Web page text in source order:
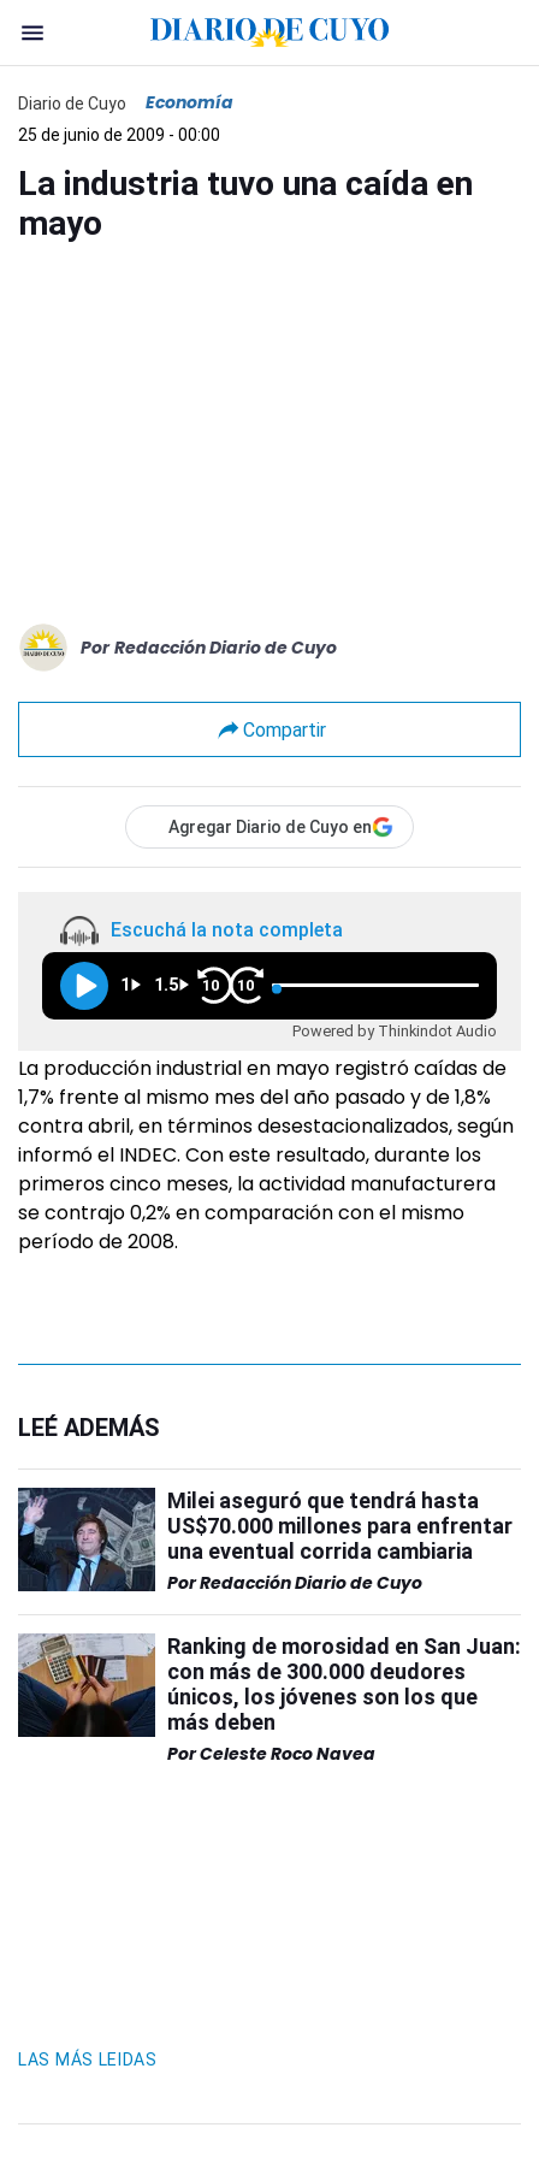
Diario de Cuyo Economía
25 de junio de 2009 - 00:00
La industria tuvo una caída en
mayo
Por Redacción Diario de Cuyo
Compartir
Agregar Diario de Cuyo en
Escuchá la nota completa
1 1.5 10 10
Powered by Thinkindot Audio
La producción industrial en mayo registró caídas de
1,7% frente al mismo mes del año pasado y de 1,8%
contra abril, en términos desestacionalizados, según
informó el INDEC. Con este resultado, durante los
primeros cinco meses, la actividad manufacturera
se contrajo 0,2% en comparación con el mismo
período de 2008.
LEÉ ADEMÁS
Milei aseguró que tendrá hasta
US$70.000 millones para enfrentar
una eventual corrida cambiaria
PorRedacción Diario de Cuyo
Ranking de morosidad en San Juan:
con más de 300.000 deudores
únicos, los jóvenes son los que
más deben
PorCeleste Roco Navea
LAS MÁS LEIDAS